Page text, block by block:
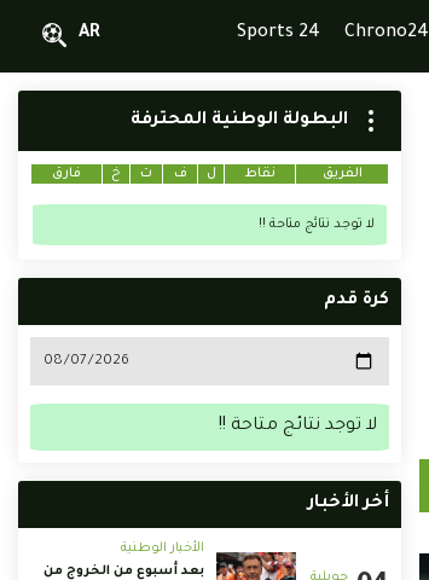
Chrono24
Sports 24
AR
البطولة الوطنية المحترفة
الفريق نقاط ل ف ت خ فارق
لا توجد نتائج متاحة !!
كرة قدم
لا توجد نتائج متاحة !!
أخر الأخبار
الأخبار الوطنية
بعد أسبوع من الخروج من